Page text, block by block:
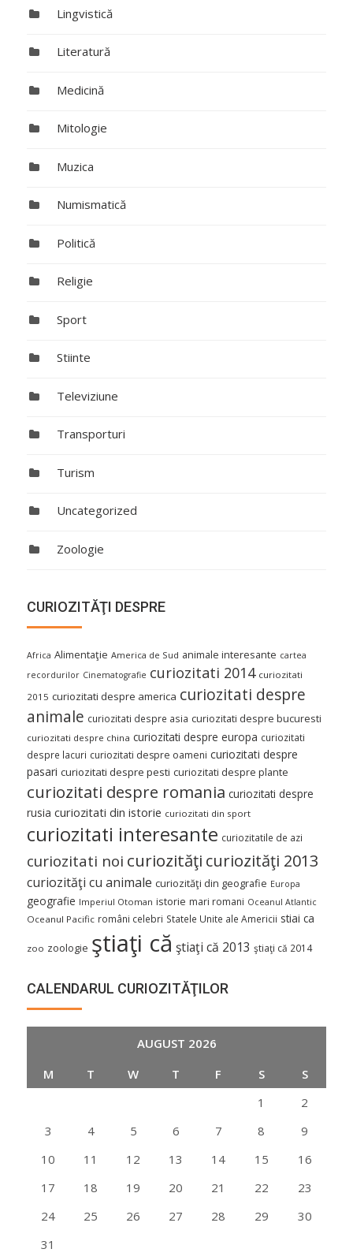
Lingvistică
Literatură
Medicină
Mitologie
Muzica
Numismatică
Politică
Religie
Sport
Stiinte
Televiziune
Transporturi
Turism
Uncategorized
Zoologie
CURIOZITĂŢI DESPRE
Africa Alimentaţie America de Sud animale interesante cartea
recordurilor Cinematografie curiozitati 2014 curiozitati
2015 curiozitati despre america curiozitati despre
animale curiozitati despre asia curiozitati despre bucuresti
curiozitati despre china curiozitati despre europa curiozitati
despre lacuri curiozitati despre oameni curiozitati despre
pasari curiozitati despre pesti curiozitati despre plante
curiozitati despre romania curiozitati despre
rusia curiozitati din istorie curiozitati din sport
curiozitati interesante curiozitatile de azi
curiozitati noi curiozităţi curiozităţi 2013
curiozităţi cu animale curiozităţi din geografie Europa
geografie Imperiul Otoman istorie mari romani Oceanul Atlantic
Oceanul Pacific români celebri Statele Unite ale Americii stiai ca
zoo zoologie ştiaţi că ştiaţi că 2013 ştiaţi că 2014
CALENDARUL CURIOZITĂŢILOR
AUGUST 2026
M
T W T F S
S
1
2
3
4 5 6 7 8
9
10
11 12 13 14 15
16
17
18 19 20 21 22
23
24
25 26 27 28 29
30
31